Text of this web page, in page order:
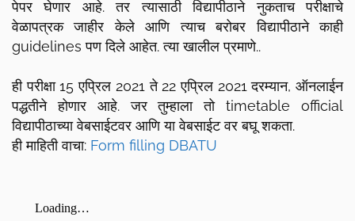
पेपर घेणार आहे. तर त्यासाठी विद्यापीठाने नुकताच परीक्षाचे
वेळापत्रक जाहीर केले आणि त्याच बरोबर विद्यापीठाने काही
guidelines पण दिले आहेत. त्या खालील प्रमाणे..
ही परीक्षा 15 एप्रिल 2021 ते 22 एप्रिल 2021 दरम्यान, ऑनलाईन
पद्धतीने होणार आहे. जर तुम्हाला तो timetable official
विद्यापीठाच्या वेबसाईटवर आणि या वेबसाईट वर बघू शकता.
ही माहिती वाचा: Form filling DBATU